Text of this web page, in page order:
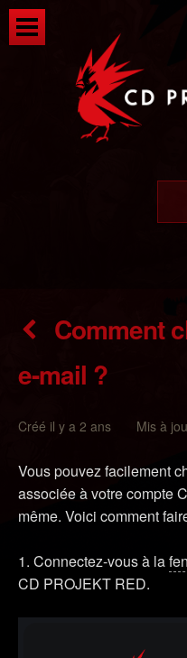
Comment changer d'adresse
e-mail ?
Créé il y a 2 ans Mis à
Vous pouvez facilement
associée à votre compte
même. Voici comment
1. Connectez-vous à la
CD PROJEKT RED.